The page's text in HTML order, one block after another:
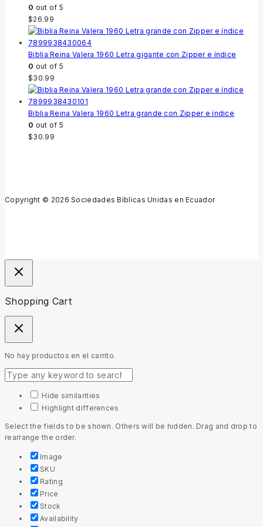
0 out of 5
$26.99
Biblia Reina Valera 1960 Letra gigante con Zipper e índice
0 out of 5
$30.99
Biblia Reina Valera 1960 Letra grande con Zipper e índice
0 out of 5
$30.99
Copyright © 2026 Sociedades Bíblicas Unidas en Ecuador
Shopping Cart
No hay productos en el carrito.
Hide similarities
Highlight differences
Select the fields to be shown. Others will be hidden. Drag and drop to
rearrange the order.
Image
SKU
Rating
Price
Stock
Availability